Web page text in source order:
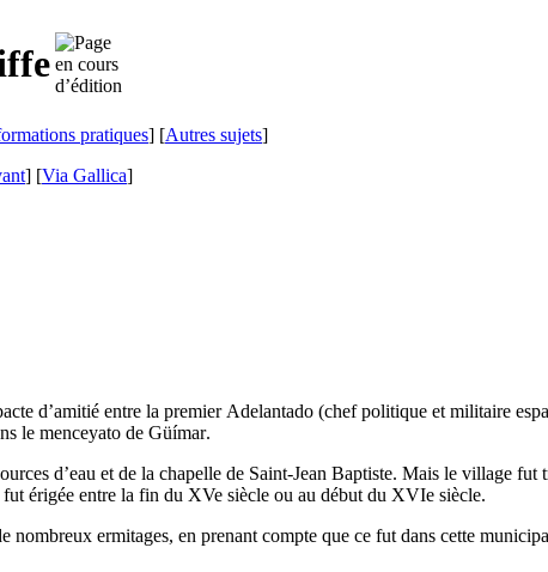
pratiques] [Autres sujets]
] [Via Gallica]
d’amitié entre la premier Adelantado (chef politique et militaire
le menceyato de Güímar.
d’eau et de la chapelle de Saint-Jean Baptiste. Mais le village
érigée entre la fin du XVe siècle ou au début du XVIe siècle.
ermitages, en prenant compte que ce fut dans cette